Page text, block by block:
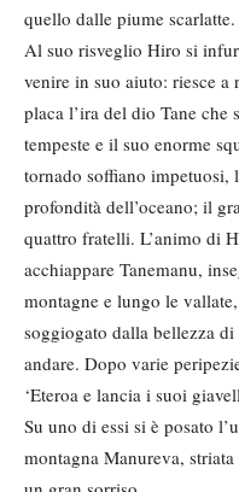
quello dalle piume scarlatte.
Al suo risveglio Hiro si
venire in suo aiuto: riesce a
placa l’ira del dio Tane che
tempeste e il suo enorme
tornado soffiano
profondità dell’oceano; il
quattro fratelli. L’animo di
acchiappare Tanemanu,
montagne e lungo le
soggiogato dalla bellezza
andare. Dopo varie
‘Eteroa e lancia i suoi
Su uno di essi si è posato
montagna Manureva,